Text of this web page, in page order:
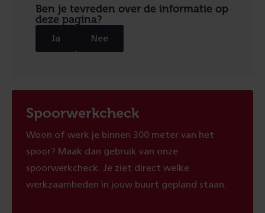
Ben je tevreden over de informatie op
deze pagina?
Ja Nee
Spoorwerkcheck
Woon of werk je binnen 300 meter van het
spoor? Maak dan gebruik van onze
spoorwerkcheck. Je ziet direct welke
werkzaamheden in jouw buurt gepland staan.